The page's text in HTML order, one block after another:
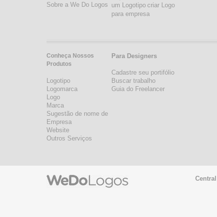
Sobre a We Do Logos
Conheça Nossos
Produtos
Logotipo
Logomarca
Logo
Marca
Sugestão de nome de
Empresa
Website
Outros Serviços
um Logotipo criar Logo
para empresa
Para Designers
Cadastre seu portifólio
Buscar trabalho
Guia do Freelancer